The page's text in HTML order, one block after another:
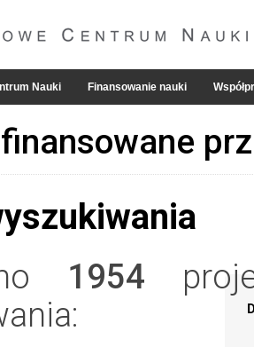
Nauki Finansowanie nauki
1954